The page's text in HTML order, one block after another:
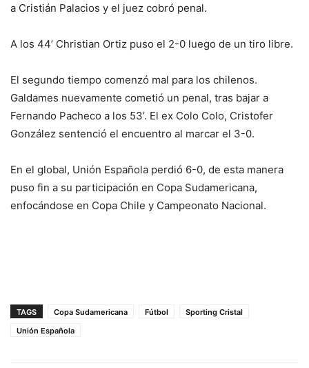
a Cristián Palacios y el juez cobró penal.
A los 44’ Christian Ortiz puso el 2-0 luego de un tiro libre.
El segundo tiempo comenzó mal para los chilenos.
Galdames nuevamente cometió un penal, tras bajar a
Fernando Pacheco a los 53’. El ex Colo Colo, Cristofer
González sentenció el encuentro al marcar el 3-0.
En el global, Unión Española perdió 6-0, de esta manera
puso fin a su participación en Copa Sudamericana,
enfocándose en Copa Chile y Campeonato Nacional.
TAGS Copa Sudamericana Fútbol
Sporting Cristal
Unión Española